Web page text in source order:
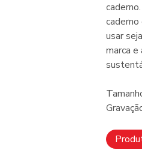
usar
marca e